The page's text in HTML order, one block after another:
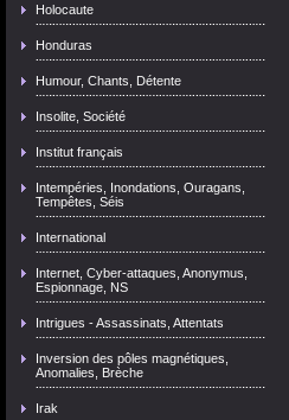
Holocaute
Honduras
Humour, Chants, Détente
Insolite, Société
Institut français
Intempéries, Inondations, Ouragans,
Tempêtes, Séis
International
Internet, Cyber-attaques, Anonymus,
Espionnage, NS
Intrigues - Assassinats, Attentats
Inversion des pôles magnétiques,
Anomalies, Brèche
Irak